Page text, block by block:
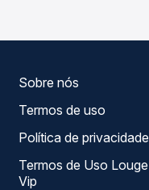
Sobre nós
Termos de uso
Política de privacidade
Termos de Uso Louge
Vip